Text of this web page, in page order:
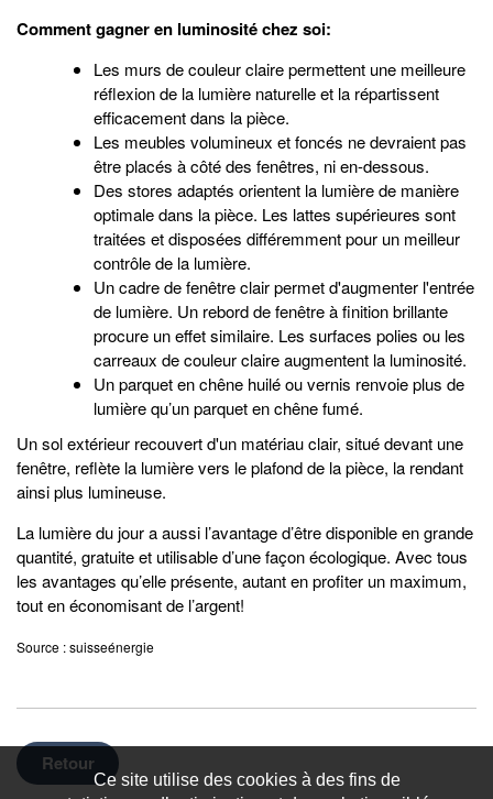
Comment gagner en luminosité chez soi:
Les murs de couleur claire permettent une meilleure
réflexion de la lumière naturelle et la répartissent
efficacement dans la pièce.
Les meubles volumineux et foncés ne devraient pas
être placés à côté des fenêtres, ni en-dessous.
Des stores adaptés orientent la lumière de manière
optimale dans la pièce. Les lattes supérieures sont
traitées et disposées différemment pour un meilleur
contrôle de la lumière.
Un cadre de fenêtre clair permet d'augmenter l'entrée
de lumière. Un rebord de fenêtre à finition brillante
procure un effet similaire. Les surfaces polies ou les
carreaux de couleur claire augmentent la luminosité.
Un parquet en chêne huilé ou vernis renvoie plus de
lumière qu’un parquet en chêne fumé.
Un sol extérieur recouvert d'un matériau clair, situé devant une
fenêtre, reflète la lumière vers le plafond de la pièce, la rendant
ainsi plus lumineuse.
La lumière du jour a aussi l’avantage d’être disponible en grande
quantité, gratuite et utilisable d’une façon écologique. Avec tous
les avantages qu’elle présente, autant en profiter un maximum,
tout en économisant de l’argent!
Source : suisseénergie
Retour
Ce site utilise des cookies à des fins de